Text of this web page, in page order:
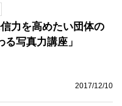
力を高めたい団体の
る写真力講座」
2017/12/10